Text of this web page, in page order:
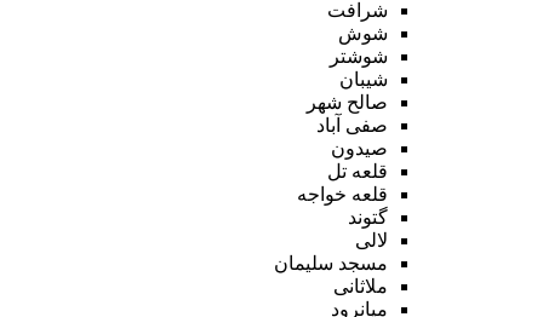
شرافت
شوش
شوشتر
شیبان
صالح شهر
صفی آباد
صیدون
قلعه تل
قلعه خواجه
گتوند
لالی
مسجد سلیمان
ملاثانی
میانرود